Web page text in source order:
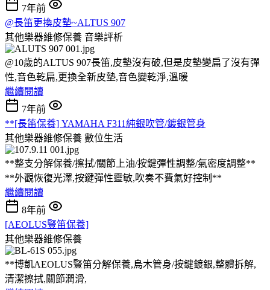
7年前
@長笛更換皮墊~ALTUS 907
其他樂器維修保養 音樂評析
@10歲的ALTUS 907長笛,皮墊沒有破,但是皮墊變扁了沒有彈
性,音色乾扁,更換全新皮墊,音色變乾淨,溫暖
繼續閱讀
7年前
**[長笛保養] YAMAHA F311純銀吹管/鍍銀管身
其他樂器維修保養 數位生活
**整支分解保養/擦拭/關節上油/按鍵彈性調整/氣密度調整**
**外觀恢復光澤,按鍵彈性靈敏,吹奏不費氣好控制**
繼續閱讀
8年前
[AEOLUS豎笛保養]
其他樂器維修保養
**博凱AEOLUS豎笛分解保養,烏木管身/按鍵鍍銀,整體拆解,
清潔擦拭,關節潤滑,